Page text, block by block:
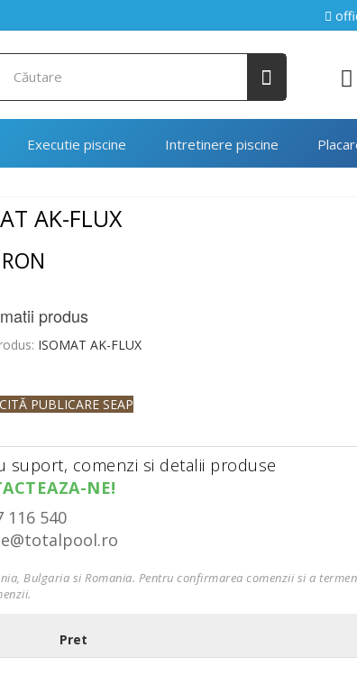
Executie piscine Intretinere piscine
AK-FLUX
produs
ISOMAT AK-FLUX
PUBLICARE SEAP
suport, comenzi si detalii produse
NE!
116 540
Bulgaria si Romania. Pentru confirmarea comenzii si a
Pret